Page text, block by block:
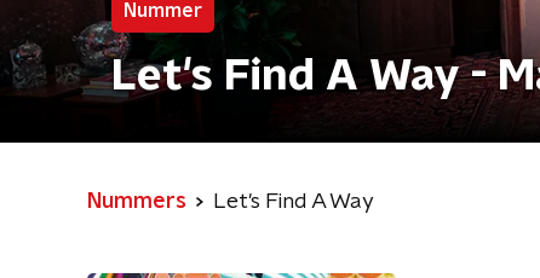
Nummer
Let's Find A Way -
Nummers Let's Find A Way